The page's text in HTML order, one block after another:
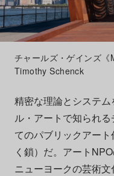
チャールズ・ゲインズ
Timothy Schenck
精密な理論とシステ
ル・アートで知られ
てのパブリックアー
く鎖）だ。アート
ニューヨークの芸術